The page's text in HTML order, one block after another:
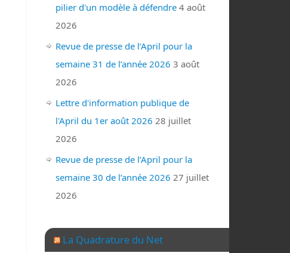
pilier d'un modèle à défendre 4 août
2026
Revue de presse de l’April pour la
semaine 31 de l’année 2026 3 août
2026
Lettre d'information publique de
l'April du 1er août 2026 28 juillet
2026
Revue de presse de l’April pour la
semaine 30 de l’année 2026 27 juillet
2026
La Quadrature du Net